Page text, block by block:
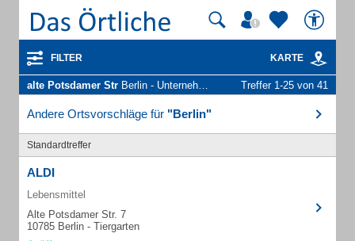
FILTER KARTE
alte Potsdamer Str Berlin - Unternehmen und Personen Treffer 1-25 von 41
Andere Ortsvorschläge für "Berlin"
Standardtreffer
ALDI
Lebensmittel
Alte Potsdamer Str. 7
10785 Berlin - Tiergarten